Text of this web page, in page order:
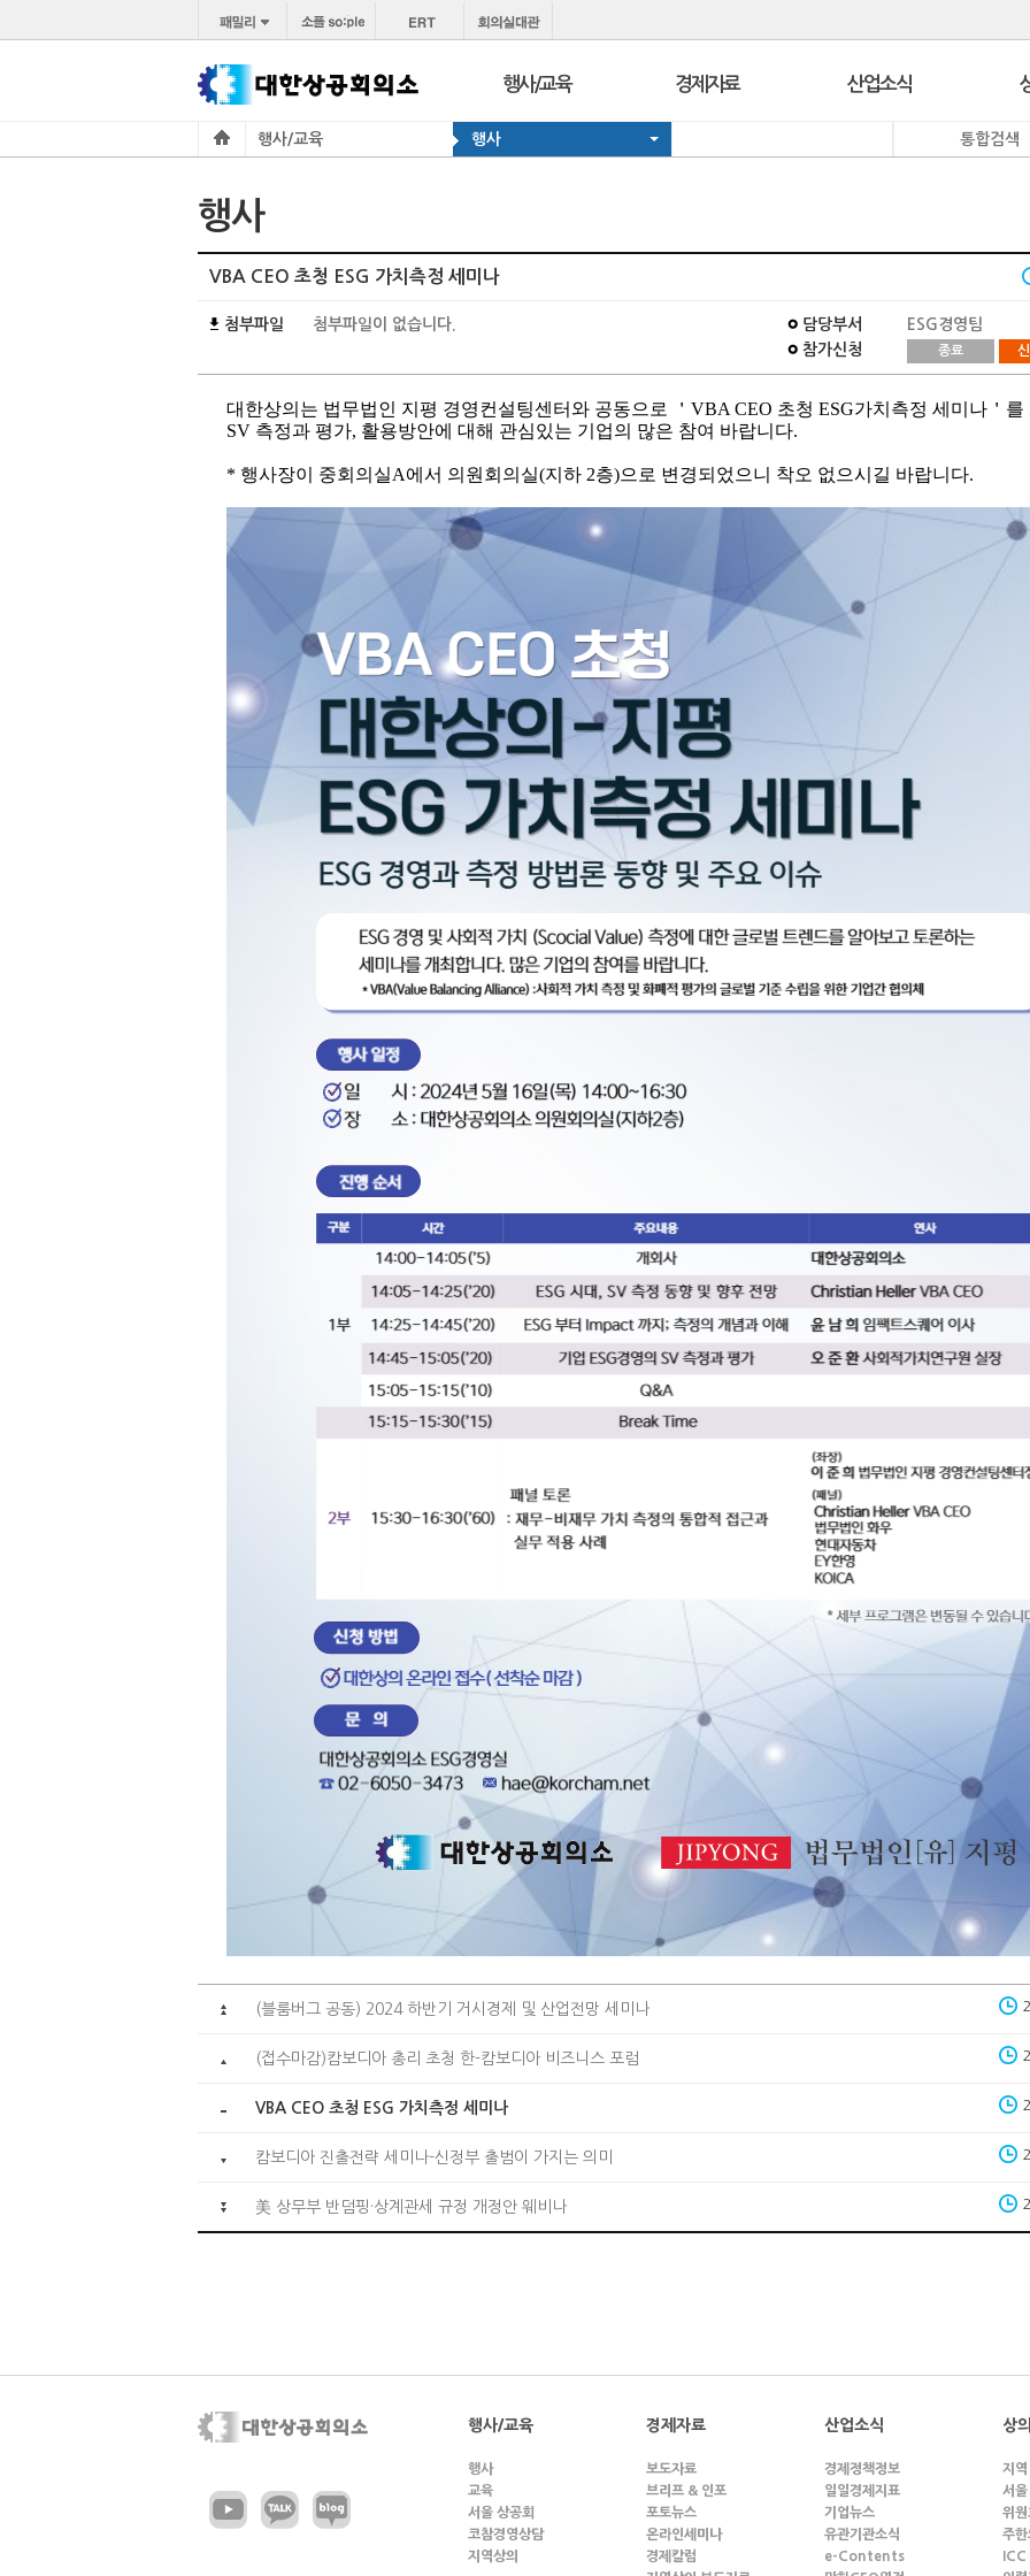
행사/교육
코참경영상담
경제자료
온라인세미나
지역상의 보도자료
산업소식
유관기관소식
만화CEO열전
행사/교육 행사 통합검색
행사
VBA CEO 초청 ESG 가치측정 세미나
첨부파일 첨부파일이 없습니다. 담당부서
ESG경영팀
참가신청
종료
대한상의는 법무법인 지평 경영컨설팅센터와 공동으로 ＇VBA CEO 초청 ESG가치측정 세미나＇를
SV 측정과 평가, 활용방안에 대해 관심있는 기업의 많은 참여 바랍니다.
* 행사장이 중회의실A에서 의원회의실(지하 2층)으로 변경되었으니 착오 없으시길 바랍니다.
(블룸버그 공동) 2024 하반기 거시경제 및 산업전망 세미나
(접수마감)캄보디아 총리 초청 한-캄보디아 비즈니스 포럼
VBA CEO 초청 ESG 가치측정 세미나
캄보디아 진출전략 세미나-신정부 출범이 가지는 의미
美 상무부 반덤핑·상계관세 규정 개정안 웨비나
행사/교육
행사
교육
서울 상공회
코참경영상담
지역상의
경제자료
보도자료
브리프 & 인포
포토뉴스
온라인세미나
경제칼럼
산업소식
경제정책정보
일일경제지표
기업뉴스
유관기관소식
e-Contents
상
지역
서울
위원
주한